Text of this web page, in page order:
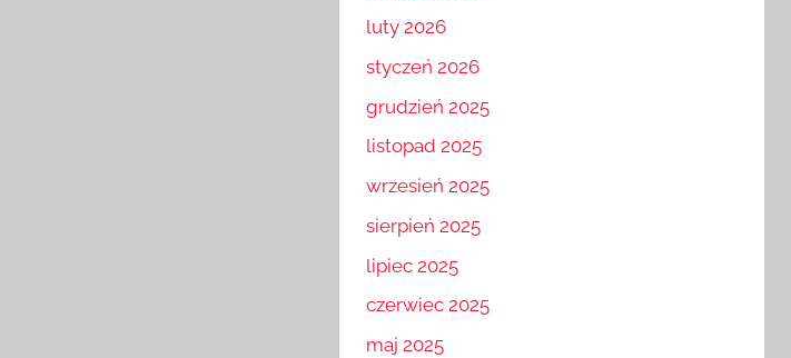
luty 2026
styczeń 2026
grudzień 2025
listopad 2025
wrzesień 2025
sierpień 2025
lipiec 2025
czerwiec 2025
maj 2025